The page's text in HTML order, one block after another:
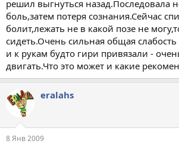
решил выгнуться назад.Последовала
боль,затем потеря сознания.Сейчас
болит,лежать не в какой позе не
сидеть.Очень сильная общая
и к рукам будто гири привязали -
двигать.Что это может и какие
eralahs
8 Янв 2009